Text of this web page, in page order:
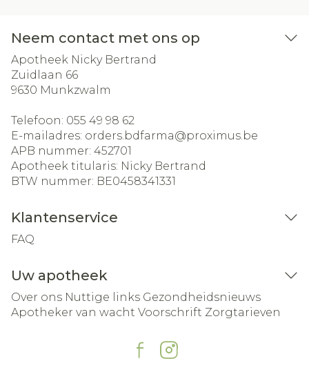
Neem contact met ons op
Apotheek Nicky Bertrand
Zuidlaan 66
9630 Munkzwalm
Telefoon: 055 49 98 62
E-mailadres: orders.bdfarma@proximus.be
APB nummer: 452701
Apotheek titularis: Nicky Bertrand
BTW nummer: BE0458341331
Klantenservice
FAQ
Uw apotheek
Over ons Nuttige links Gezondheidsnieuws
Apotheker van wacht Voorschrift Zorgtarieven